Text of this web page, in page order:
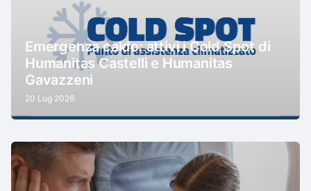
Emergenza caldo: attivi i Cold Spot di
Humanitas Castelli e Humanitas
Gavazzeni
20 Lug 2026